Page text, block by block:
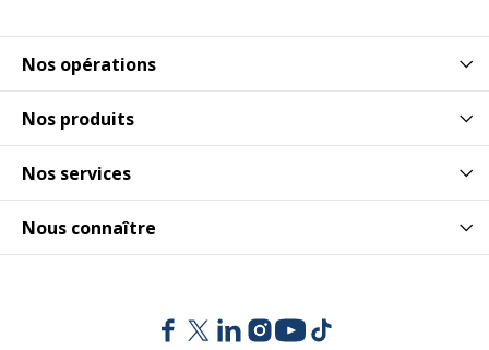
Nos opérations
Nos produits
Nos services
Nous connaître